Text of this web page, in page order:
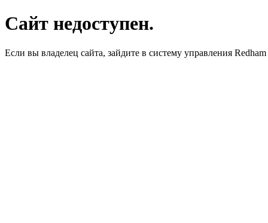
Сайт недоступен.
Если вы владелец сайта, зайдите в систему управления